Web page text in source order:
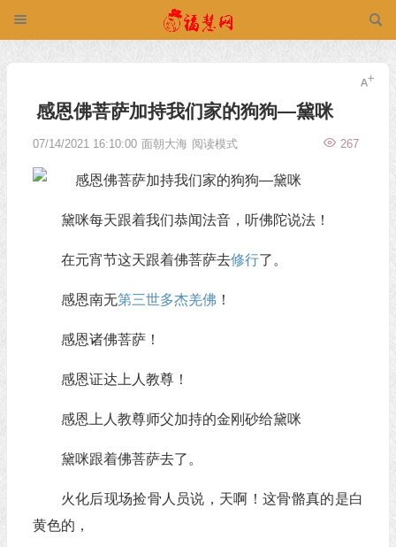
感恩佛菩萨加持我们家的狗狗—黛咪
07/14/2021 16:10:00 面朝大海 267
阅读模式
黛咪每天跟着我们恭闻法音，听佛陀说法！
在元宵节这天跟着佛菩萨去修行了。
感恩南无第三世多杰羌佛 ！
感恩诸佛菩萨！
感恩证达上人教尊！
感恩上人教尊师父加持的金刚砂给黛咪
黛咪跟着佛菩萨去了。
火化后现场捡骨人员说，天啊！这骨骼真的是白
黄色的，